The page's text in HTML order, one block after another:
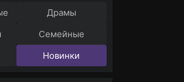
Драмы
Семейные
Новинки